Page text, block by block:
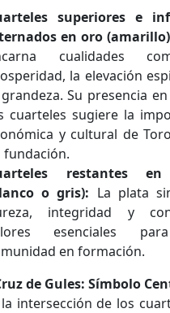
superiores e
en oro
cualidades
la elevación
Su presencia
cuarteles sugiere la
y cultural de
fundación.
restantes
o gris): La plata
integridad y
esenciales
en formación.
de Gules: Símbolo
intersección de los